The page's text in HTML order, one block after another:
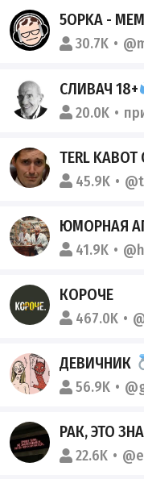
5OPKA -
30.7K
СЛИВАЧ 18+
20.0K
TERL KABOT
45.9K
ЮМОРНАЯ
41.9K
КОРОЧЕ
467.0K
ДЕВИЧНИК
56.9K
РАК, ЭТО
22.6K